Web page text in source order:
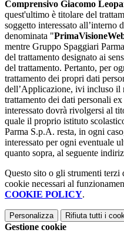
Comprensivo Giacomo
quest'ultimo è titolare del
soggetto interessato all’interno
denominata "
mentre Gruppo Spaggiari
del trattamento designato ai
del trattamento. Pertanto, per
trattamento dei propri dati
dell’Applicazione, ivi incluso il
trattamento dei dati personali
interessato dovrà rivolgersi al
quale il proprio istituto
Parma S.p.A. resta, in ogni
interessato per ogni eventuale
quanto sopra, al seguente
Questo sito o gli strumenti
cookie necessari al
COOKIE POLICY.
Personalizza Rifiuta tutti i
Gestione cookie